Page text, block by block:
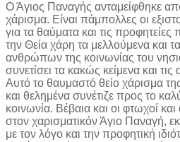
Ο Άγιος Παναγής ανταμείφθηκε
χάρισμα. Είναι πάμπολλες οι
για τα θαύματα και τις
την Θεία χάρη τα μελλούμενα και
ανθρώπων της κοινωνίας του
συνετίσει τα κακώς κείμενα και
Αυτό το θαυμαστό θείο χάρισμα
και θελημένα συνέτιζε προς το
κοινωνία. Βέβαια και οι φτωχοί
στον χαρισματικόν Άγιο Παναγή,
με τον λόγο και την προφητική